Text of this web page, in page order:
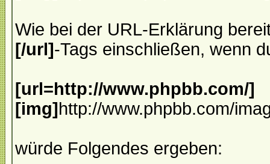
Wie bei der URL-Erklärung
[/url]-Tags einschließen, wenn
[url=http://www.phpbb.com/]
[img]http://www.phpbb.com/
würde Folgendes ergeben: